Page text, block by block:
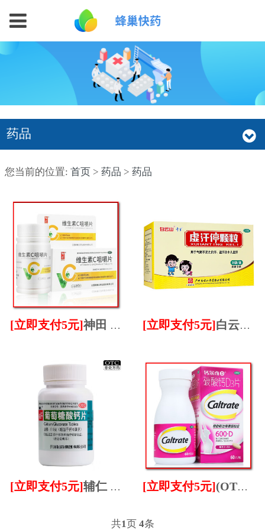
药品
您当前的位置:首页 >药品 >药品
[立即支付5元]神田 维生素C咀嚼片 0.1g60片盒 [立即支付5元]白云山 虚汗停颗粒 5g20袋盒 OTC
[立即支付5元]辅仁 葡萄糖酸钙片 0.5g100片 O [立即支付5元](OTC）钙尔奇 国药准字碳酸钙D3片
共1页 4条